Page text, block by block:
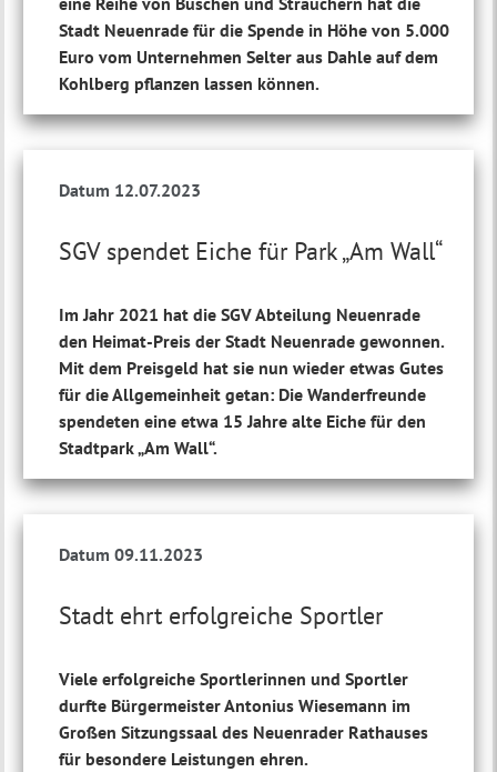
Stadt Neuenrade für die Spende in Höhe von 5.000
Euro vom Unternehmen Selter aus Dahle auf dem
Kohlberg pflanzen lassen können.
SGV spendet Eiche für Park „Am Wall“
Datum 12.07.2023
Im Jahr 2021 hat die SGV Abteilung Neuenrade
den Heimat-Preis der Stadt Neuenrade gewonnen.
Mit dem Preisgeld hat sie nun wieder etwas Gutes
für die Allgemeinheit getan: Die Wanderfreunde
spendeten eine etwa 15 Jahre alte Eiche für den
Stadtpark „Am Wall“.
Stadt ehrt erfolgreiche Sportler
Datum 09.11.2023
Viele erfolgreiche Sportlerinnen und Sportler
durfte Bürgermeister Antonius Wiesemann im
Großen Sitzungssaal des Neuenrader Rathauses
für besondere Leistungen ehren.